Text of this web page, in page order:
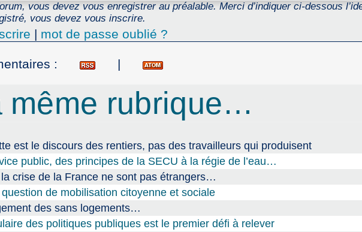
vous devez vous enregistrer au préalable. Merci d’indiquer ci-dessous
vous devez vous inscrire.
| mot de passe oublié ?
: |
même rubrique…
est le discours des rentiers, pas des travailleurs qui produisent
public, des principes de la SECU à la régie de l’eau…
crise de la France ne sont pas étrangers…
de mobilisation citoyenne et sociale
des sans logements…
des politiques publiques est le premier défi à relever